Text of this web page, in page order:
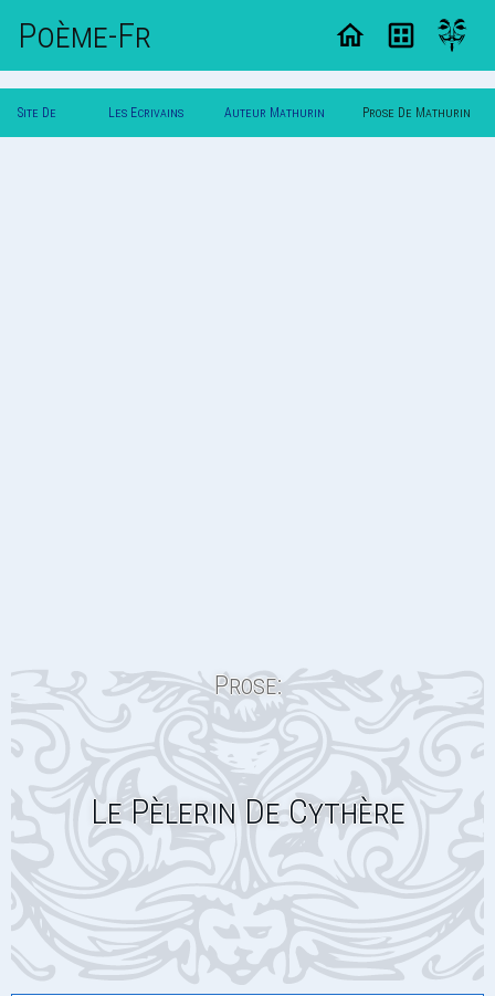
Poème-Fr
Site De Les Ecrivains Auteur Mathurin Prose De Mathurin
Prose:
Le Pèlerin De Cythère